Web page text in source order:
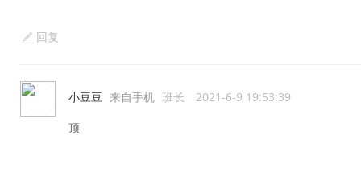
回复
小豆豆 来自手机 班长 2021-6-9 19:53:39
顶